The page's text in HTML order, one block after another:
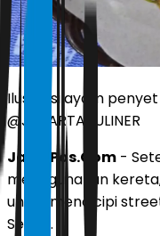
Ilustrasi ayam
@JAKARTAKULINER
JawaPos.Com -
menggunakan
untuk mencicipi
Senen.